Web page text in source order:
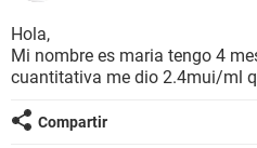
BIENESTAR
Hola,
Mi nombre es maria tengo 4
cuantitativa me dio 2.4mui/ml
Compartir